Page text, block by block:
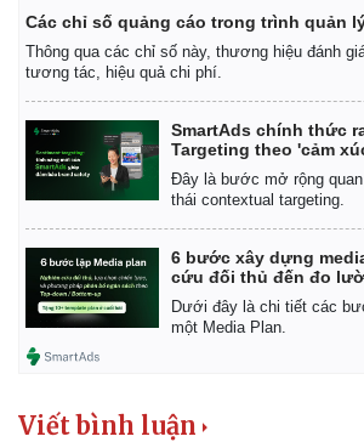
Bất động sản
Khởi nghiệp
Giá vàng
Tiêu
Tỷ giá
Các chỉ số quảng cáo trong trình quản
Thông qua các chỉ số này, thương hiệu đánh
tương tác, hiệu quả chi phí.
SmartAds chính thức
Targeting theo 'cảm
Đây là bước mở rộng
thái contextual targeting.
6 bước xây dựng
cứu đối thủ đến đo
Dưới đây là chi tiết các
một Media Plan.
Viết bình luận